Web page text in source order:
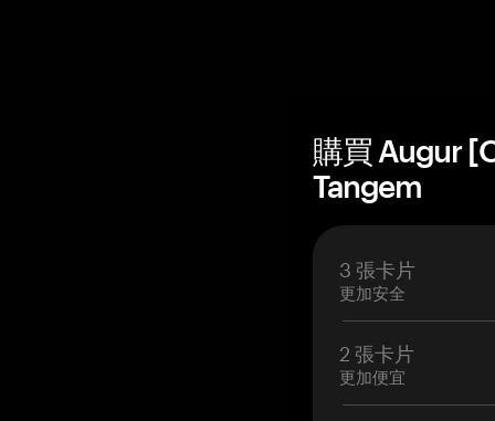
購買 Augur
Tangem
3 張卡片
更加安全
2 張卡片
更加便宜